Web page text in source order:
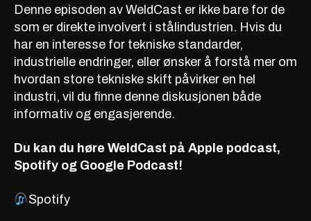
Denne episoden av WeldCast er ikke bare for de
som er direkte involvert i stålindustrien. Hvis du
har en interesse for tekniske standarder,
industrielle endringer, eller ønsker å forstå mer om
hvordan store tekniske skift påvirker en hel
industri, vil du finne denne diskusjonen både
informativ og engasjerende.
Du kan du høre WeldCast på Apple podcast,
Spotify og Google Podcast!
Spotify